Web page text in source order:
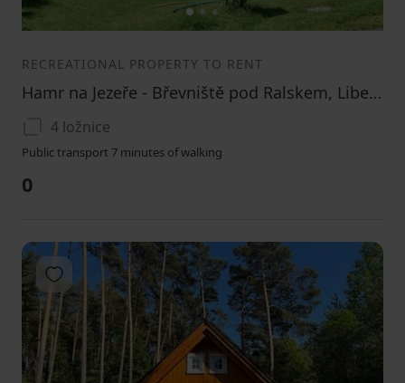
12 3
RECREATIONAL PROPERTY TO RENT
Hamr na Jezeře - Břevniště pod Ralskem, Liberecký Region
4 ložnice
Public transport 7 minutes of walking
0
Add to favorites